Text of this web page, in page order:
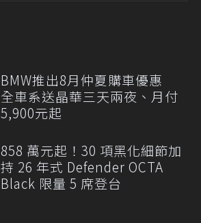
BMW推出8月仲夏購車優惠
全車系送晶華三天兩夜、月付
5,900元起
858 萬元起！30 項黑化細節加
持 26 年式 Defender OCTA
Black 限量 5 席登台